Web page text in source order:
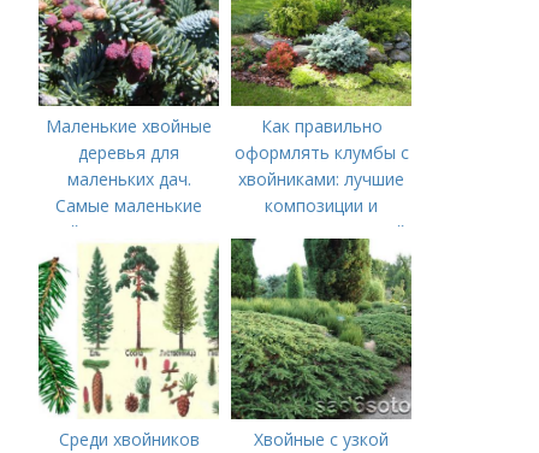
Маленькие хвойные
деревья для
маленьких дач.
Самые маленькие
хвойные деревья для
небольших дачных
участков
Как правильно
оформлять клумбы с
хвойниками: лучшие
композиции и
сочетания растений
Среди хвойников
Хвойные с узкой